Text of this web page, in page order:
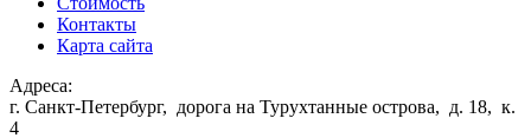
Контакты
Карта сайта
Адреса:
г. Санкт-Петербург, дорога на Турухтанные острова, д. 18, к.
4